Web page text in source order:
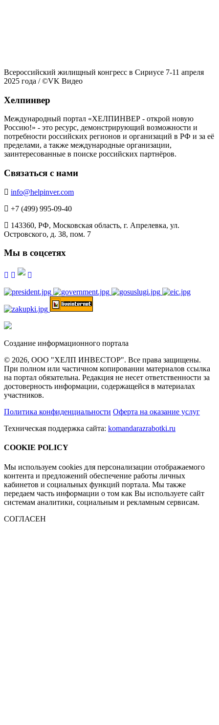
Всероссийский жилищный конгресс в Сириусе 7-11 апреля
2025 года / ©VK Видео
Хелпинвер
Международный портал «ХЕЛПИНВЕР - открой новую
Россию!» - это ресурс, демонстрирующий возможности и
потребности российских регионов и организаций в РФ и за её
пределами, а также международные организации,
заинтересованные в поиске российских партнёров.
Связаться с нами
info@helpinver.com
+7 (499) 995-09-40
143360, РФ, Московская область, г. Апрелевка, ул.
Островского, д. 38, пом. 7
Мы в соцсетях
Создание информационного портала
© 2026, ООО "ХЕЛП ИНВЕСТОР". Все права защищены.
При полном или частичном копировании материалов ссылка
на портал обязательна. Редакция не несет ответственности за
достоверность информации, содержащейся в материалах
участников.
Политика конфиденциальности Оферта на оказание услуг
Техническая поддержка сайта: komandarazrabotki.ru
COOKIE POLICY
Мы используем cookies для персонализации отображаемого
контента и предложений обеспечение работы личных
кабинетов и социальных функций портала. Мы также
передаем часть информации о том как Вы используете сайт
системам аналитики, социальным и рекламным сервисам.
СОГЛАСЕН